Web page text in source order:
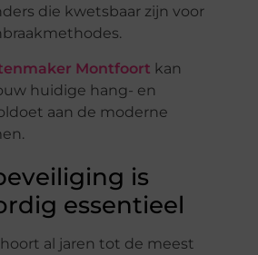
die kwetsbaar zijn voor
Montfoort kan
huidige hang- en
aan de moderne
is
essentieel
al jaren tot de meest